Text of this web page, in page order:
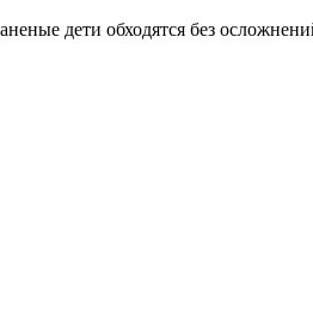
дети обходятся без